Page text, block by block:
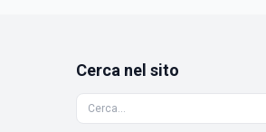
Cerca nel sito